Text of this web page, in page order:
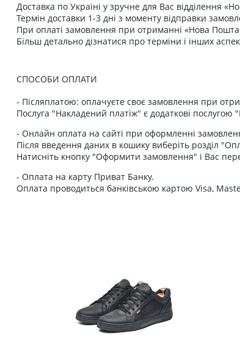
Доставка по Україні у зручне для Вас відділення
Термін доставки 1-3 дні з моменту відправки
При оплаті замовлення при отриманні «Нова
Більш детально дізнатися про терміни і інших
СПОСОБИ ОПЛАТИ
- Післяплатою: оплачуєте своє замовлення при
Послуга "Накладений платіж" є додаткові послугою
- Онлайн оплата на сайті при оформленні
Після введення даних в кошику виберіть розділ
Натисніть кнопку "Оформити замовлення" і Вас
- Оплата на карту Приват Банку.
Оплата проводиться банківською картою Visa,